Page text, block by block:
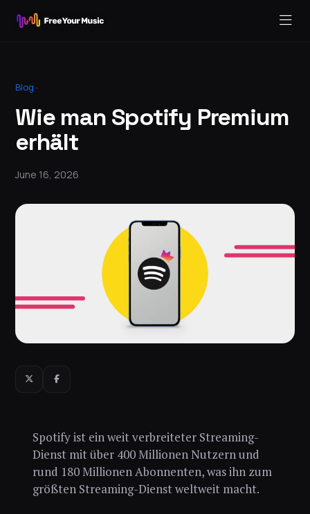
Blog ·
Wie man Spotify Premium
erhält
June 16, 2026
Spotify ist ein weit verbreiteter Streaming-
Dienst mit über 400 Millionen Nutzern und
rund 180 Millionen Abonnenten, was ihn zum
größten Streaming-Dienst weltweit macht.